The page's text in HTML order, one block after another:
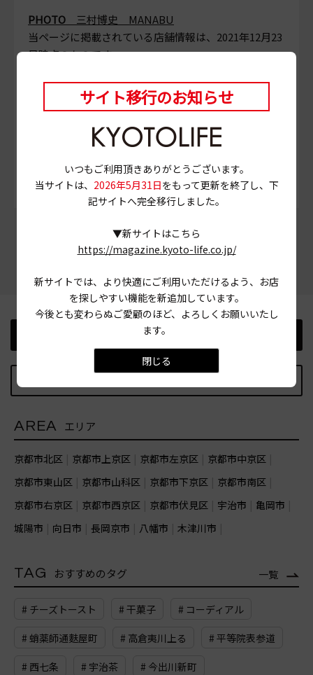
PHOTO 三村博史 MANABU
当ページに掲載されている店舗情報は、 2021年12月23
日時点のものです。
事前に確認の上ご利用ください。
# 紅茶 # スコーン
この記事をシェアする
AREA エリア
京都市北区 京都市上京区 京都市左京区
京都市中京区
京都市東山区
京都市山科区 京都市下京区
京都市南区
京都市右京区
京都市西京区 京都市伏見区 宇治市
亀岡市
城陽市
向日市 長岡京市 八幡市 木津川市
TAG おすすめのタグ 一覧
# チーズトースト # 干菓子 # コーディアル
# 蛸薬師通麩屋町 # 高倉夷川上る # 平等院表参道
# 西七条 # 宇治茶 # 今出川新町
サイト移行のお知らせ
いつもご利用頂きありがとうございます。
当サイトは、 2026年5月31日をもって更新を終了し、下
記サイトへ完全移行しました。
▼新サイトはこちら
https://magazine.kyoto-life.co.jp/
新サイトでは、より快適にご利用いただけるよう、お店
を探しやすい機能を新追加しています。
今後とも変わらぬご愛顧のほど、よろしくお願いいたし
ます。
閉じる